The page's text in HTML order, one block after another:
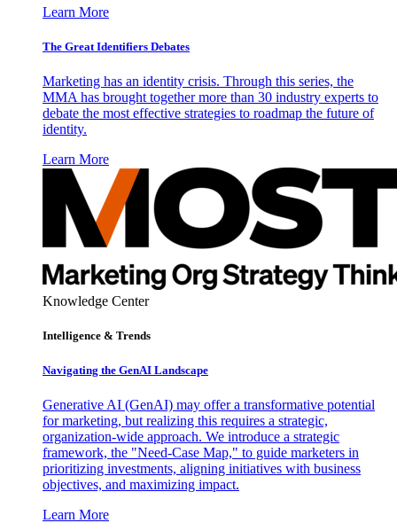
Learn More
The Great Identifiers Debates
Marketing has an identity crisis. Through this series, the
MMA has brought together more than 30 industry experts to
debate the most effective strategies to roadmap the future of
identity.
Learn More
Knowledge Center
Intelligence & Trends
Navigating the GenAI Landscape
Generative AI (GenAI) may offer a transformative potential
for marketing, but realizing this requires a strategic,
organization-wide approach. We introduce a strategic
framework, the "Need-Case Map," to guide marketers in
prioritizing investments, aligning initiatives with business
objectives, and maximizing impact.
Learn More